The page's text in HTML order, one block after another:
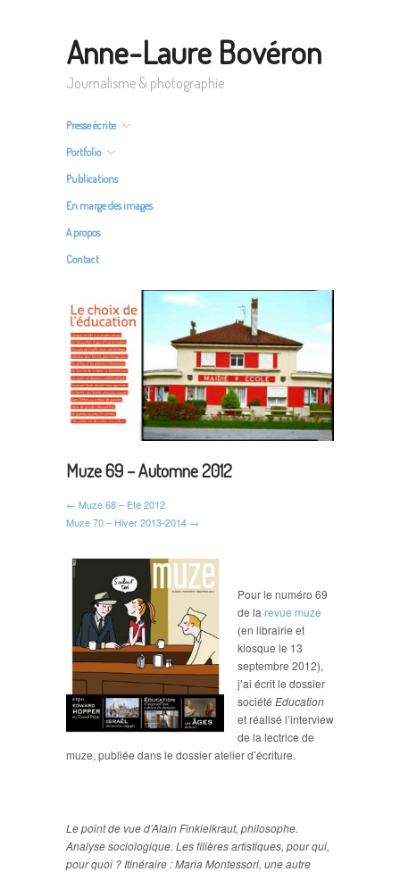
Anne-Laure Bovéron
Journalisme & photographie
Presse écrite
Portfolio
Publications
En marge des images
A propos
Contact
Muze 69 – Automne 2012
← Muze 68 – Eté 2012
Muze 70 – Hiver 2013-2014 →
Pour le numéro 69
de la revue muze
(en librairie et
kiosque le 13
septembre 2012),
j’ai écrit le dossier
société Education
et réalisé l’interview
de la lectrice de
muze, publiée dans le dossier atelier d’écriture.
Le point de vue d’Alain Finkielkraut, philosophe.
Analyse sociologique. Les filières artistiques, pour qui,
pour quoi ? Itinéraire : Maria Montessori, une autre